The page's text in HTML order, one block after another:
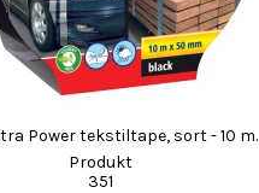
Power tekstiltape, sort - 10 m.
Produkt
351